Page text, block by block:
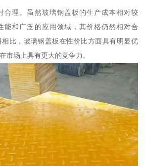
合理。虽然玻璃钢盖板的生产成本相对较
能和广泛的应用领域，其价格仍然相对合
比，玻璃钢盖板在性价比方面具有明显优
市场上具有更大的竞争力。